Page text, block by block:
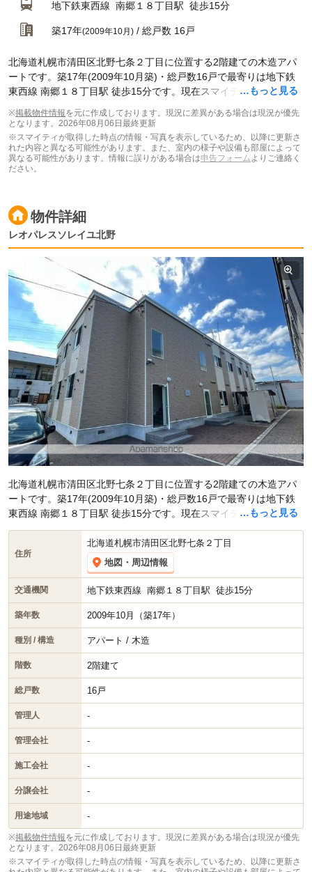
地下鉄東西線 南郷１８丁目駅 徒歩15分
築17年(2009年10月) / 総戸数 16戸
…もっと見る
北海道札幌市清田区北野七条２丁目に位置する2階建ての木造アパ
ートです。築17年(2009年10月築)・総戸数16戸で最寄りは地下鉄
東西線 南郷１８丁目駅 徒歩15分です。現在スマイティに賃貸募集
※掲載物件情報を元に作成しております。現況に差異がある場合は現況が優先
となります。 2026年08月06日最終更新
※スマイティが取得した時点の情報・写真を表示しているため、以降に更新さ
れた内容と異なる可能性があります。また、室内の様子や設備も部屋によって
異なる可能性があります。情報に誤りがある場合は申告フォーム よりご連絡く
ださい。
物件詳細
レオパレスソレイユ北野
…もっと見る
北海道札幌市清田区北野七条２丁目に位置する2階建ての木造アパ
ートです。築17年(2009年10月築)・総戸数16戸で最寄りは地下鉄
東西線 南郷１８丁目駅 徒歩15分です。現在スマイティに賃貸募集
中の部屋が1件(1K)掲載されています。
住所
北海道札幌市清田区北野七条２丁目
地図・周辺情報
交通機関 地下鉄東西線 南郷１８丁目駅 徒歩15分
築年数 2009年10月（築17年）
種別 / 構造 アパート / 木造
階数 2階建て
総戸数 16戸
管理人 -
管理会社 -
施工会社 -
分譲会社 -
用途地域 -
※掲載物件情報を元に作成しております。現況に差異がある場合は現況が優先
となります。 2026年08月06日最終更新
※スマイティが取得した時点の情報・写真を表示しているため、以降に更新さ